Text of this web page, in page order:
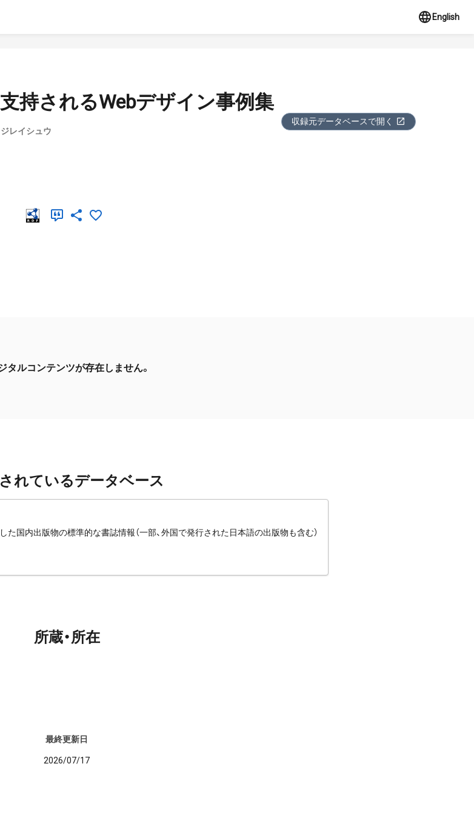
English
持されるWebデザイン事例集
レイシュウ
収録元データベースで開く
タルコンテンツが存在しません。
れているデータベース
た国内出版物の標準的な書誌情報（一部、外国で発行された日本語の出版物も含む）
所蔵・所在
最終更新日
2026/07/17